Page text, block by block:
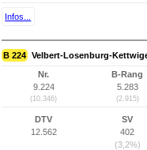
Infos...
B 224 Velbert-Losenburg-
Nr.
9.224
(10.346)
B-Rang
5.283
(2.915)
DTV
12.562
SV
402
(3,2%)